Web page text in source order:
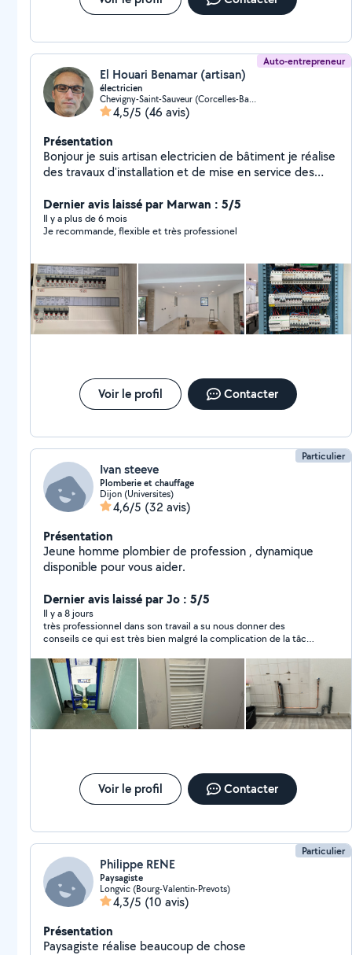
Auto-entrepreneur
El Houari Benamar (artisan)
électricien
Chevigny-Saint-Sauveur (Corcelles-Bas de Chanot)
4,5/5 (46 avis)
Présentation
Bonjour je suis artisan electricien de bâtiment je réalise
des travaux d'installation et de mise en service des
domestique, tertiaire selon les règles de sécurité. et je
peut câbler et raccorder des installations très basse
tension (téléphonie, informatique, alarmes, ...).
maintenance, et mise en normes toute les installations
électriques
Dernier avis laissé par Marwan : 5/5
Il y a plus de 6 mois
Je recommande, flexible et très professionel
Voir le profil Contacter
Particulier
Ivan steeve
Plomberie et chauffage
Dijon (Universites)
4,6/5 (32 avis)
Présentation
Jeune homme plombier de profession , dynamique
disponible pour vous aider.
Dernier avis laissé par Jo : 5/5
Il y a 8 jours
très professionnel dans son travail a su nous donner des
conseils ce qui est très bien malgré la complication de la tâche
Voir le profil Contacter
Particulier
Philippe RENE
Paysagiste
Longvic (Bourg-Valentin-Prevots)
4,3/5 (10 avis)
Présentation
Paysagiste réalise beaucoup de chose